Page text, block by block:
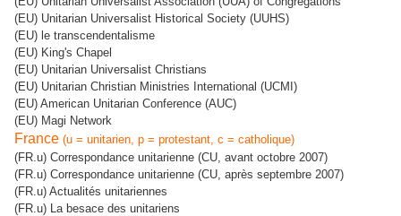
(EU) Unitarian Universalist Historical Society (UUHS)
(EU) le transcendentalisme
(EU) King's Chapel
(EU) Unitarian Universalist Christians
(EU) Unitarian Christian Ministries International (UCMI)
(EU) American Unitarian Conference (AUC)
(EU) Magi Network
France (u = unitarien, p = protestant, c = catholique)
(FR.u) Correspondance unitarienne (CU, avant octobre 2007)
(FR.u) Correspondance unitarienne (CU, après septembre 2007)
(FR.u) Actualités unitariennes
(FR.u) La besace des unitariens